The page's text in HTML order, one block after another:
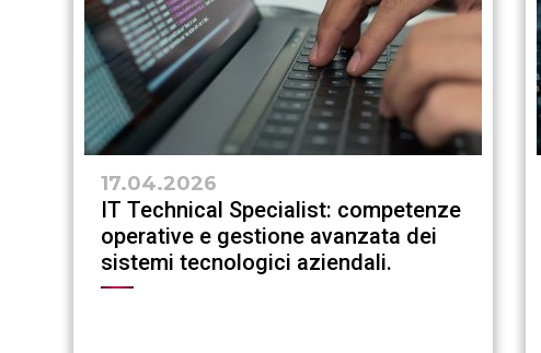
17.04.2026
IT Technical Specialist: competenze
operative e gestione avanzata dei
sistemi tecnologici aziendali.